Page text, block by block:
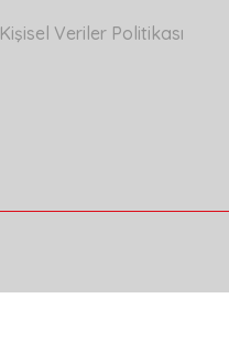
Kişisel Veriler Politikası